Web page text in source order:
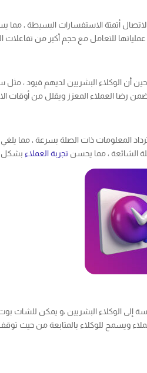
أتمتة الاستفسارات البسيطة ، مما
عملياتها للتعامل مع حجم أكبر من
أن الوكلاء البشريين لديهم قيود ،
رضا العملاء المعزز ويقلل من أوقات
المعلومات ذات الصلة بسرعة ، مما يلغي
الشائعة ، مما يحسن تجربة العملاء بشكل
الوكلاء البشريين ،و يمكن للشات
ويسمح للوكلاء بالمتابعة من حيث